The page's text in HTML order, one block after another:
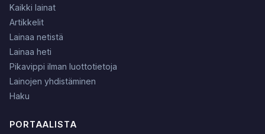
Kaikki lainat
Artikkelit
Lainaa netistä
Lainaa heti
Pikavippi ilman luottotietoja
Lainojen yhdistäminen
Haku
PORTAALISTA